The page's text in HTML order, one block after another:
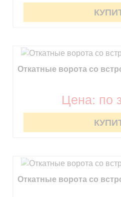
Откатные ворота со
Цена: по
Откатные ворота со